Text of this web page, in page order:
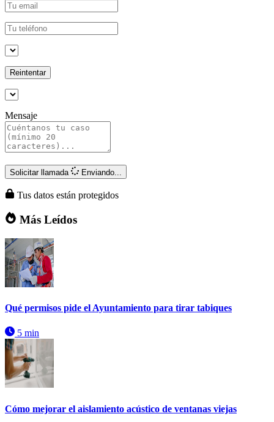
Reintentar
Mensaje
Solicitar llamada Enviando...
Tus datos están protegidos
Más Leídos
Qué permisos pide el Ayuntamiento para tirar tabiques
5 min
Cómo mejorar el aislamiento acústico de ventanas viejas